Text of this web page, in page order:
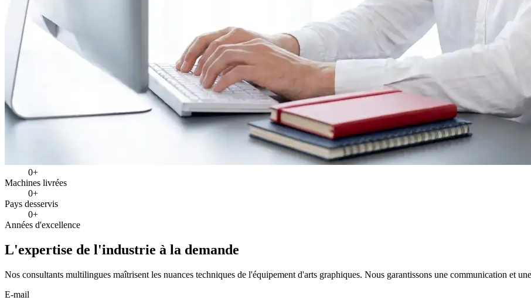
0+
Machines livrées
0+
Pays desservis
0+
Années d'excellence
L'expertise de l'industrie à la demande
Nos consultants multilingues maîtrisent les nuances techniques de l'équipement d'arts graphiques. Nous garantissons une communication et
E-mail